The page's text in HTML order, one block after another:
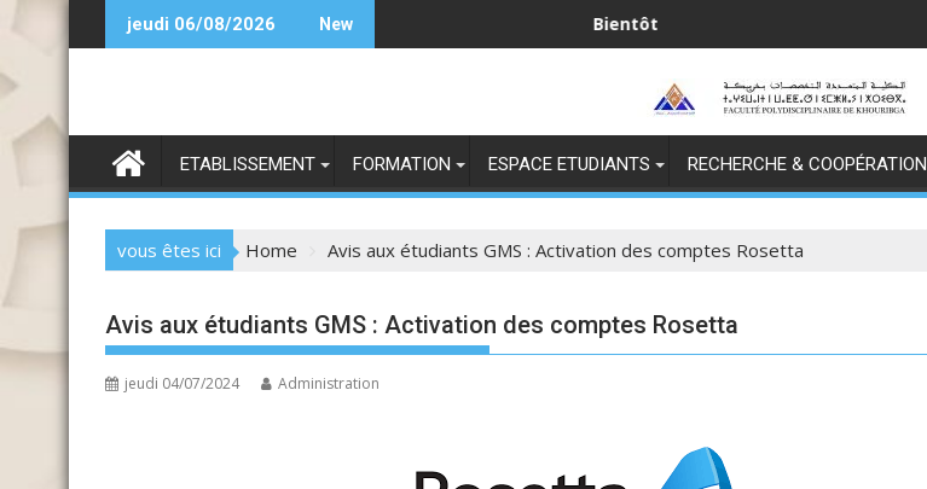
to
jeudi 06/08/2026 New
ETABLISSEMENT FORMATION ESPACE ETUDIANTS RECHERCHE & COOPÉRATION
vous êtes ici Home Avis aux étudiants GMS : Activation des comptes Rosetta
Avis aux étudiants GMS : Activation des comptes Rosetta
jeudi 04/07/2024 Administration